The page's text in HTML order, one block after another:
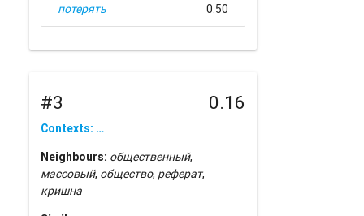
потерять 0.50
#3 0.16
Contexts: …
Neighbours: общественный,
массовый, общество, реферат,
кришна